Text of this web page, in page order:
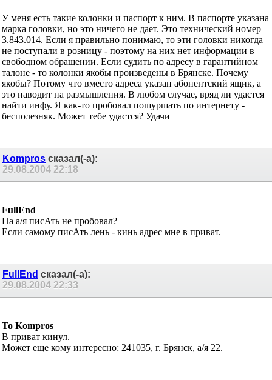
У меня есть такие колонки и паспорт к ним. В паспорте указана
марка головки, но это ничего не дает. Это технический номер
3.843.014. Если я правильно понимаю, то эти головки никогда
не поступали в розницу - поэтому на них нет информации в
свободном обращении. Если судить по адресу в гарантийном
талоне - то колонки якобы произведены в Брянске. Почему
якобы? Потому что вместо адреса указан абонентский ящик, а
это наводит на размышления. В любом случае, вряд ли удастся
найти инфу. Я как-то пробовал пошуршать по интернету -
бесполезняк. Может тебе удастся? Удачи
Komprosсказал(-а):
29.08.200422:18
FullEnd
На а/я писАть не пробовал?
Если самому писАть лень - кинь адрес мне в приват.
FullEndсказал(-а):
29.08.2004
To Kompros
В приват кинул.
Может еще кому интересно: 241035, г. Брянск, а/я 22.